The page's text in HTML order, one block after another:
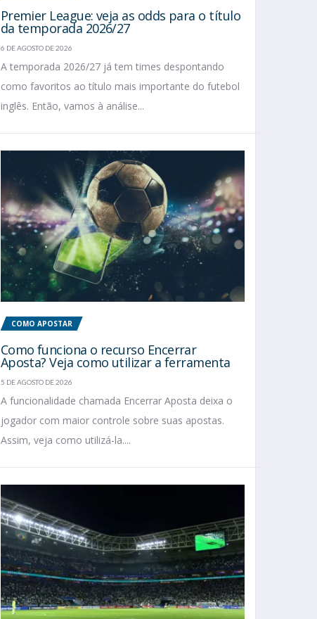
Premier League: veja as odds para o título
da temporada 2026/27
6 DE AGOSTO DE 2026
A temporada 2026/27 já tem times despontando
como favoritos ao título mais importante do futebol
inglês. Então, vamos à análise...
COMO APOSTAR
Como funciona o recurso Encerrar
Aposta? Veja como utilizar a ferramenta
5 DE AGOSTO DE 2026
A funcionalidade chamada Encerrar Aposta deixa o
jogador com maior controle sobre suas apostas.
Assim, veja como utilizá-la....